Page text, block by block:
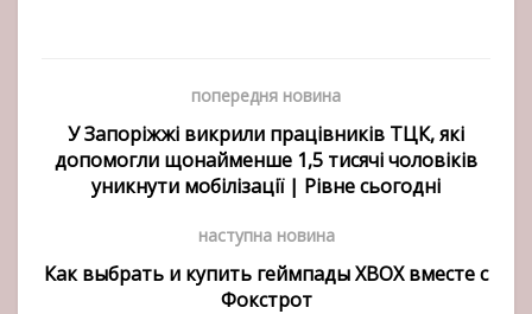
попередня новина
У Запоріжжі викрили працівників ТЦК, які
допомогли щонайменше 1,5 тисячі чоловіків
уникнути мобілізації | Рівне сьогодні
наступна новина
Как выбрать и купить геймпады XBOX вместе с
Фокстрот